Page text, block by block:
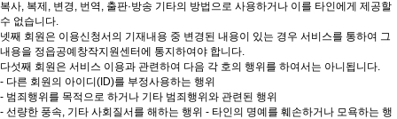
복사, 복제, 변경, 번역, 출판·방송 기타의 방법으로 사용하거나 이를 타인에게 제공할
수 없습니다.
넷째 회원은 이용신청서의 기재내용 중 변경된 내용이 있는 경우 서비스를 통하여 그
내용을 정읍공예창작지원센터에 통지하여야 합니다.
다섯째 회원은 서비스 이용과 관련하여 다음 각 호의 행위를 하여서는 아니됩니다.
- 다른 회원의 아이디(ID)를 부정사용하는 행위
- 범죄행위를 목적으로 하거나 기타 범죄행위와 관련된 행위
- 선량한 풍속, 기타 사회질서를 해하는 행위 - 타인의 명예를 훼손하거나 모욕하는 행